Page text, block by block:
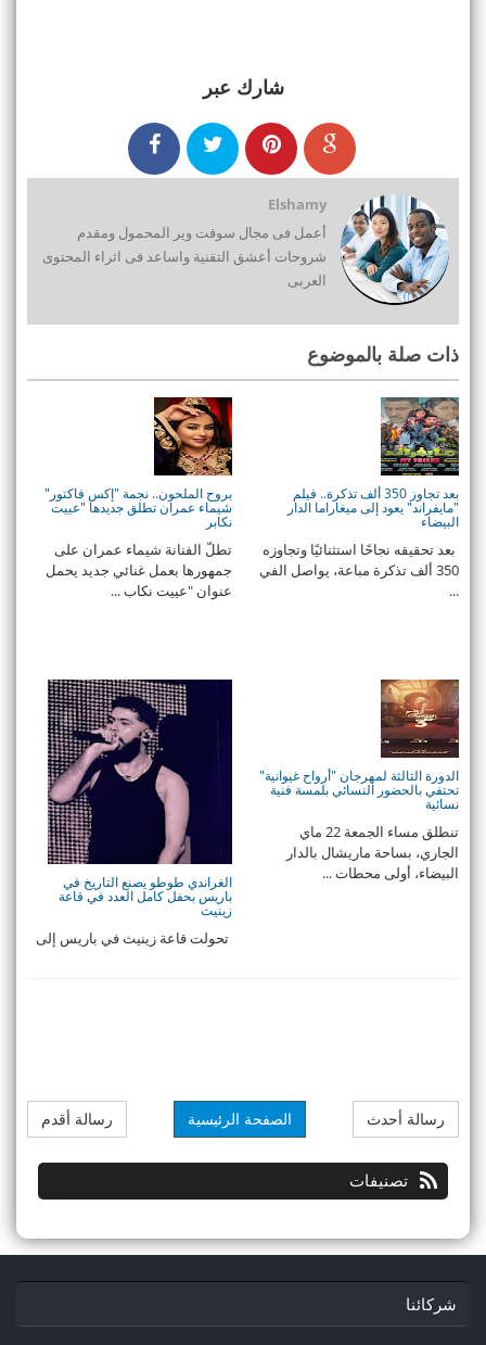
شارك عبر
Elshamy
أعمل فى مجال سوفت وير المحمول ومقدم
شروحات أعشق التقنية واساعد فى اثراء المحتوى
العربى
ذات صلة بالموضوع
بعد تجاوز 350 ألف تذكرة.. فيلم
"مايفراند" يعود إلى ميغاراما الدار
البيضاء
بعد تحقيقه نجاحًا استثنائيًا وتجاوزه
350 ألف تذكرة مباعة، يواصل الفي
...
بروح الملحون.. نجمة "إكس فاكتور"
شيماء عمران تطلق جديدها "عييت
نكابر
تطلّ الفنانة شيماء عمران على
جمهورها بعمل غنائي جديد يحمل
عنوان "عييت نكاب ...
الدورة الثالثة لمهرجان "أرواح غيوانية"
تحتفي بالحضور النسائي بلمسة فنية
نسائية
تنطلق مساء الجمعة 22 ماي
الجاري، بساحة ماريشال بالدار
البيضاء، أولى محطات ...
الغراندي طوطو يصنع التاريخ في
باريس بحفل كامل العدد في قاعة
زينيث
تحولت قاعة زينيث في باريس إلى
رسالة أحدث رسالة أقدم الصفحة الرئيسية
تصنيفات
شركائنا